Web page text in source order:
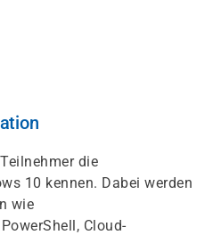
die
10 kennen. Dabei werden
wie
Cloud-